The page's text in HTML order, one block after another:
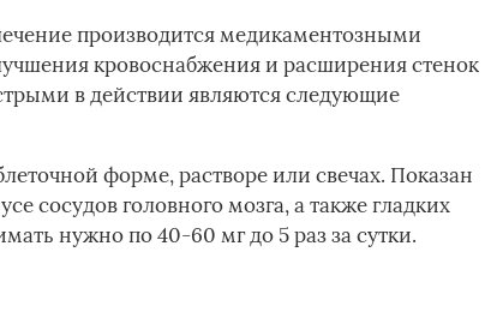
производится медикаментозными
кровоснабжения и расширения стенок
в действии являются следующие
форме, растворе или свечах. Показан
сосудов головного мозга, а также гладких
нужно по 40-60 мг до 5 раз за сутки.